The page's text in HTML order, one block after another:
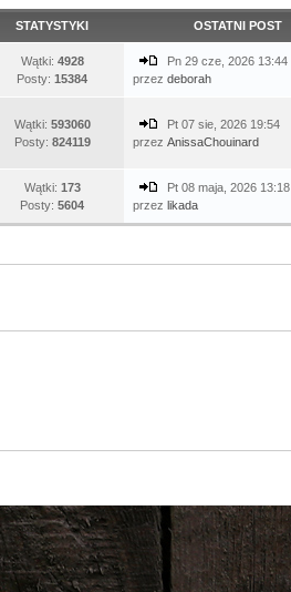
STATYSTYKI OSTATNI POST
Wątki: 4928
Posty: 15384
Pn 29 cze, 2026 13:44
przez deborah
Wątki: 593060
Posty: 824119
Pt 07 sie, 2026 19:54
przez AnissaChouinard
Wątki: 173
Posty: 5604
Pt 08 maja, 2026 13:18
przez likada